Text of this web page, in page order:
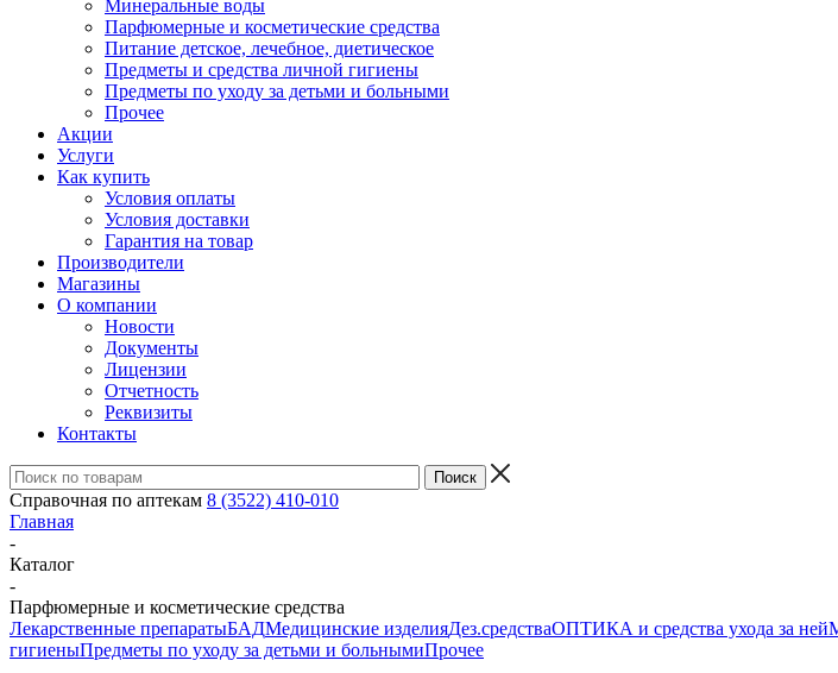
Минеральные воды
Парфюмерные и косметические средства
Питание детское, лечебное, диетическое
Предметы и средства личной гигиены
Предметы по уходу за детьми и больными
Прочее
Акции
Услуги
Как купить
Условия оплаты
Условия доставки
Гарантия на товар
Производители
Магазины
О компании
Новости
Документы
Лицензии
Отчетность
Реквизиты
Контакты
Справочная по аптекам 8 (3522) 410-010
Главная
-
Каталог
-
Парфюмерные и косметические средства
Лекарственные препаратыБАДМедицинские изделияДез.средстваОПТИКА и средства ухода за ней
гигиеныПредметы по уходу за детьми и больнымиПрочее